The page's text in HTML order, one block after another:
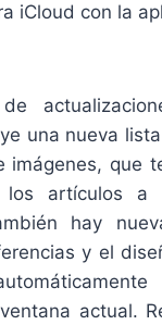
iCloud con la
una nueva
imágenes, que
los artículos a
hay
y el
actual.